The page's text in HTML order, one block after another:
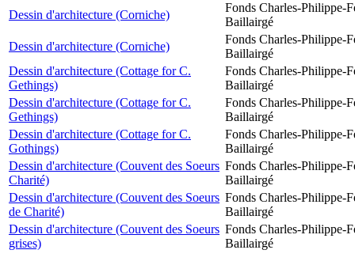
Dessin d'architecture (Corniche)
Fonds Charles-Philippe-
Baillairgé
Dessin d'architecture (Corniche)
Fonds Charles-Philippe-
Baillairgé
Dessin d'architecture (Cottage for C.
Gethings)
Fonds Charles-Philippe-
Baillairgé
Dessin d'architecture (Cottage for C.
Gethings)
Fonds Charles-Philippe-
Baillairgé
Dessin d'architecture (Cottage for C.
Gothings)
Fonds Charles-Philippe-
Baillairgé
Dessin d'architecture (Couvent des Soeurs
Charité)
Fonds Charles-Philippe-
Baillairgé
Dessin d'architecture (Couvent des Soeurs
de Charité)
Fonds Charles-Philippe-
Baillairgé
Dessin d'architecture (Couvent des Soeurs
grises)
Fonds Charles-Philippe-
Baillairgé